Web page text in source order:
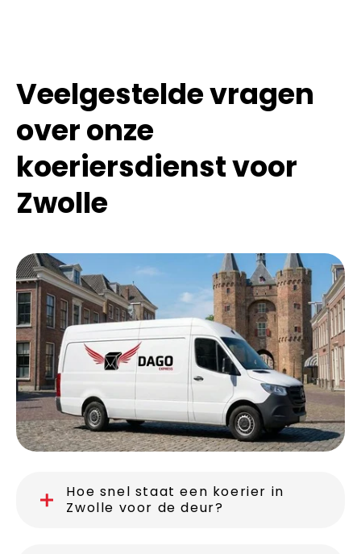
Veelgestelde vragen
over onze
koeriersdienst voor
Zwolle
Hoe snel staat een koerier in
Zwolle voor de deur?